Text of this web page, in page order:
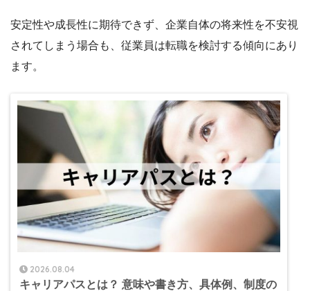
安定性や成長性に期待できず、企業自体の将来性を不安視
されてしまう場合も、従業員は転職を検討する傾向にあり
ます。
2026.08.04
キャリアパスとは？ 意味や書き方、具体例、制度の